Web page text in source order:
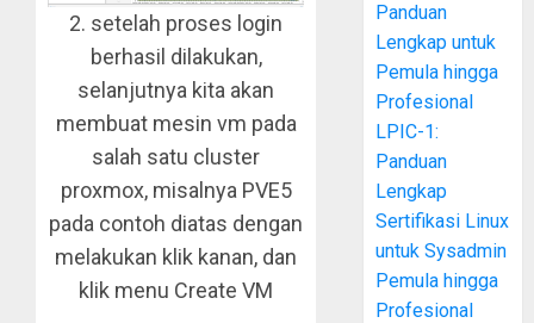
2. setelah proses login
berhasil dilakukan,
selanjutnya kita akan
membuat mesin vm pada
salah satu cluster
proxmox, misalnya PVE5
pada contoh diatas dengan
melakukan klik kanan, dan
klik menu Create VM
Panduan
Lengkap untuk
Pemula hingga
Profesional
LPIC-1:
Panduan
Lengkap
Sertifikasi Linux
untuk Sysadmin
Pemula hingga
Profesional